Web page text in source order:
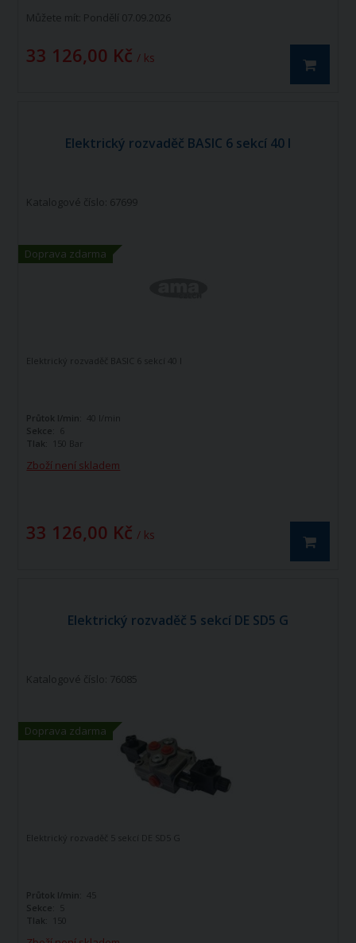
Můžete mít: Pondělí 07.09.2026
33 126,00 Kč / ks
Elektrický rozvaděč BASIC 6 sekcí 40 l
Doprava zdarma
Katalogové číslo: 67699
Zboží není skladem
33 126,00 Kč / ks
Elektrický rozvaděč BASIC 6 sekcí 40 l
Průtok l/min:
40 l/min
Sekce: 6
Tlak:
150 Bar
Elektrický rozvaděč 5 sekcí DE SD5 G
Doprava zdarma
Katalogové číslo: 76085
Elektrický rozvaděč 5 sekcí DE SD5 G
Průtok l/min:
45
Sekce:
5
Tlak:
150